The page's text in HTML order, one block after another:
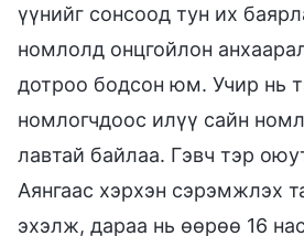
үүнийг сонсоод тун их
номлолд онцгойлон
дотроо бодсон юм. Учир нь
номлогчдоос илүү сайн
лавтай байлаа. Гэвч тэр
Аянгаас хэрхэн сэрэмжлэх
эхэлж, дараа нь өөрөө 16